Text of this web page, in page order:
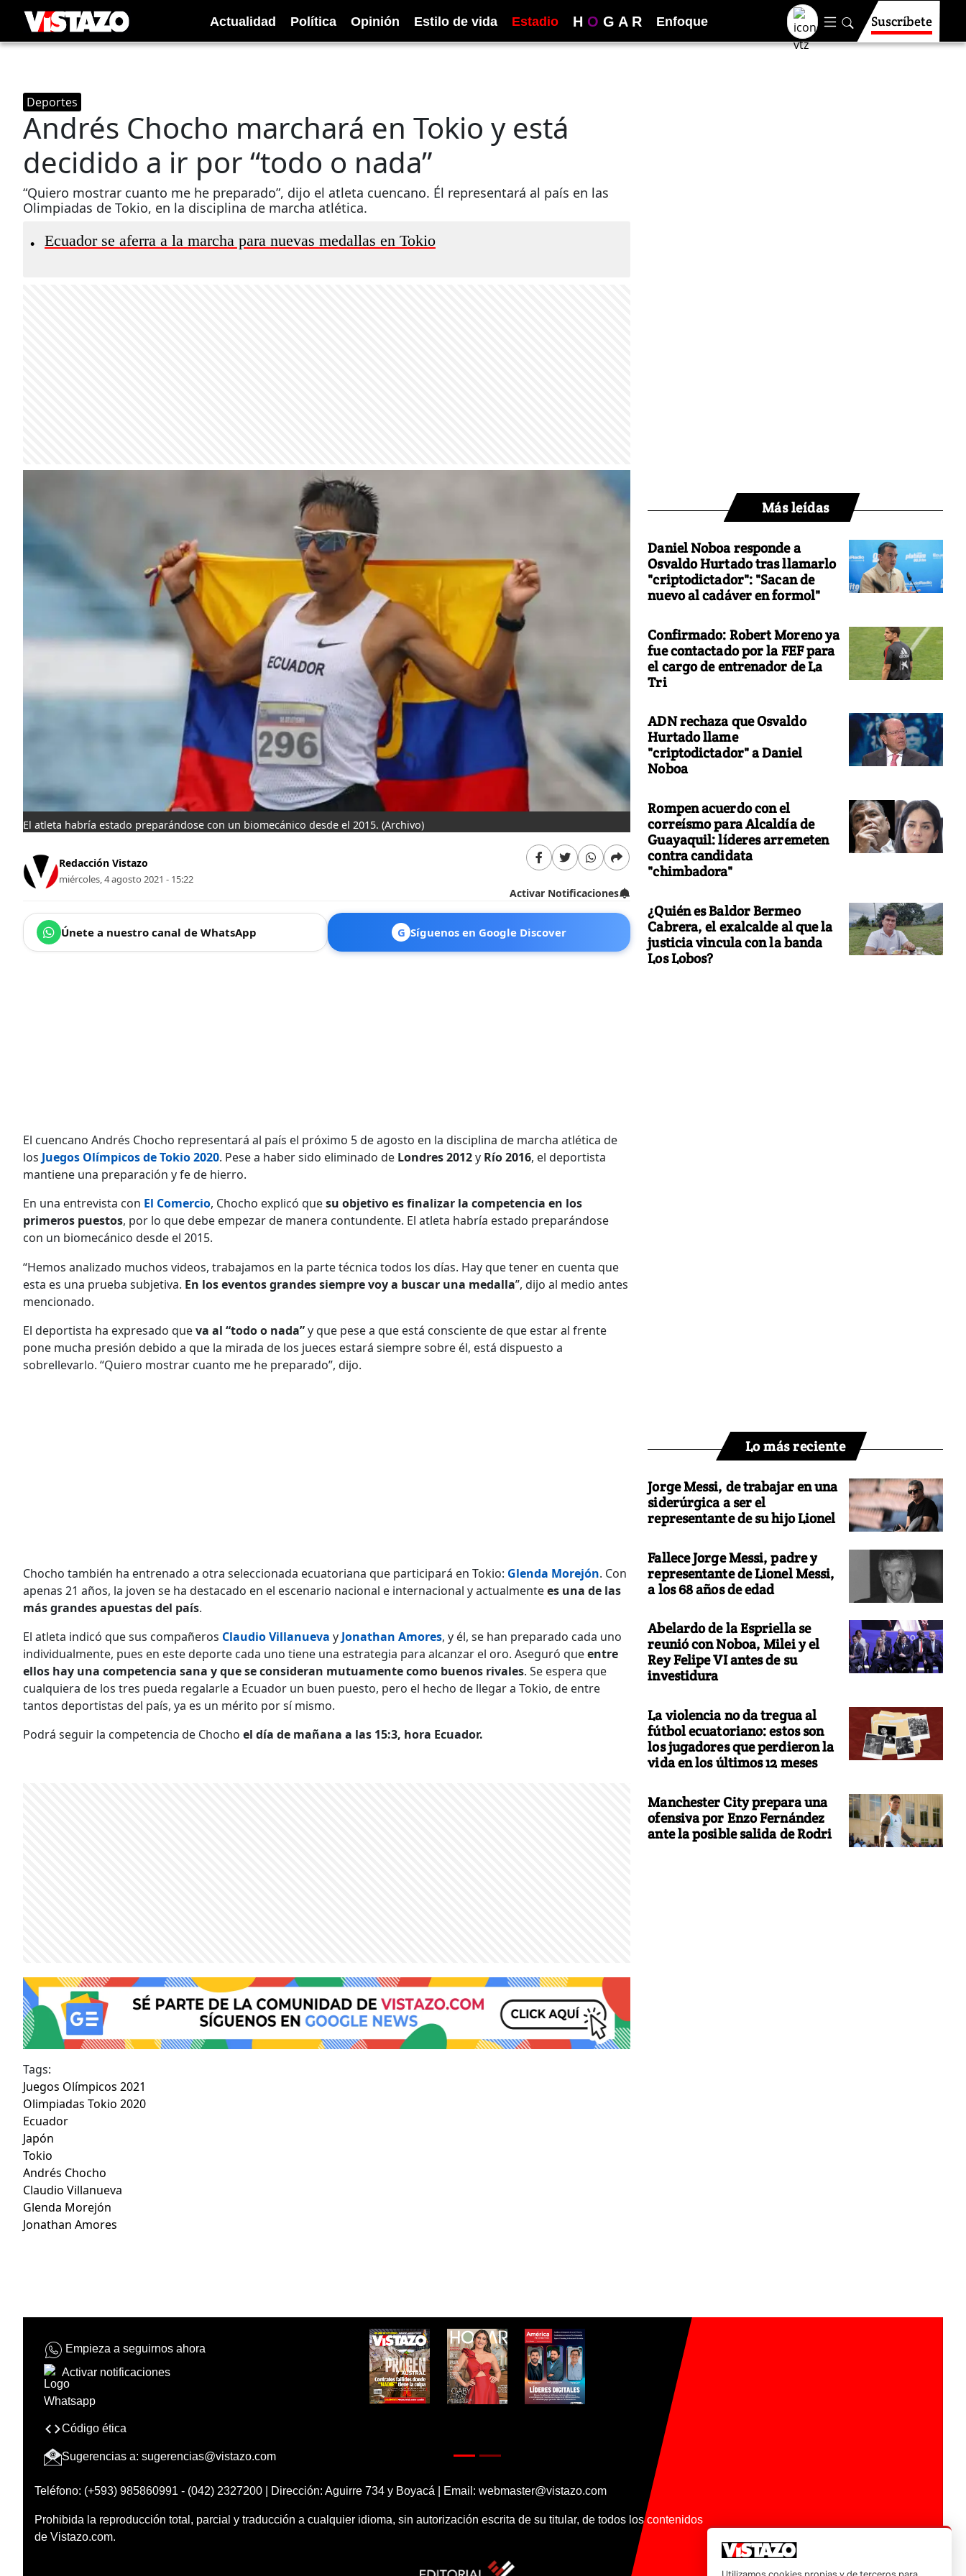
Actualidad Política Opinión Estilo de vida Estadio H O G A R Enfoque Suscríbete
Deportes
Andrés Chocho marchará en Tokio y está
decidido a ir por “todo o nada”
“Quiero mostrar cuanto me he preparado”, dijo el atleta cuencano. Él representará al país en las
Olimpiadas de Tokio, en la disciplina de marcha atlética.
• Ecuador se aferra a la marcha para nuevas medallas en Tokio
El atleta habría estado preparándose con un biomecánico desde el 2015. (Archivo)
Redacción Vistazo
miércoles, 4 agosto 2021 - 15:22
Activar Notificaciones
Únete a nuestro canal de WhatsApp G Síguenos en Google Discover
El cuencano Andrés Chocho representará al país el próximo 5 de agosto en la disciplina de marcha atlética de
los Juegos Olímpicos de Tokio 2020. Pese a haber sido eliminado de Londres 2012y Río 2016, el deportista
mantiene una preparación y fe de hierro.
En una entrevista con El Comercio, Chocho explicó quesu objetivo es finalizar la competencia en los
primeros puestos, por lo que debe empezar de manera contundente. El atleta habría estado preparándose
con un biomecánico desde el 2015.
“Hemos analizado muchos videos, trabajamos en la parte técnica todos los días. Hay que tener en cuenta que
esta es una prueba subjetiva. En los eventos grandes siempre voy a buscar una medalla”, dijo al medio antes
mencionado.
El deportista ha expresado queva al “todo o nada”y que pese a que está consciente de que estar al frente
pone mucha presión debido a que la mirada de los jueces estará siempre sobre él, está dispuesto a
sobrellevarlo. “Quiero mostrar cuanto me he preparado”, dijo.
Chocho también ha entrenado a otra seleccionada ecuatoriana que participará en Tokio: Glenda Morejón. Con
apenas 21 años, la joven se ha destacado en el escenario nacional e internacional y actualmentees una de las
más grandes apuestas del país.
El atleta indicó que sus compañeros Claudio Villanueva y Jonathan Amores, y él, se han preparado cada uno
individualmente, pues en este deporte cada uno tiene una estrategia para alcanzar el oro. Aseguró queentre
ellos hay una competencia sana y que se consideran mutuamente como buenos rivales. Se espera que
cualquiera de los tres pueda regalarle a Ecuador un buen puesto, pero el hecho de llegar a Tokio, de entre
tantos deportistas del país, ya es un mérito por sí mismo.
Podrá seguir la competencia de Chocho el día de mañana a las 15:3, hora Ecuador.
Tags:
Juegos Olímpicos 2021
Olimpiadas Tokio 2020
Ecuador
Japón
Tokio
Andrés Chocho
Claudio Villanueva
Glenda Morejón
Jonathan Amores
Más leídas
Daniel Noboa responde a
Osvaldo Hurtado tras llamarlo
"criptodictador": "Sacan de
nuevo al cadáver en formol"
Confirmado: Robert Moreno ya
fue contactado por la FEF para
el cargo de entrenador de La
Tri
ADN rechaza que Osvaldo
Hurtado llame
"criptodictador" a Daniel
Noboa
Rompen acuerdo con el
correísmo para Alcaldía de
Guayaquil: líderes arremeten
contra candidata
"chimbadora"
¿Quién es Baldor Bermeo
Cabrera, el exalcalde al que la
justicia vincula con la banda
Los Lobos?
Lo más reciente
Jorge Messi, de trabajar en una
siderúrgica a ser el
representante de su hijo Lionel
Fallece Jorge Messi, padre y
representante de Lionel Messi,
a los 68 años de edad
Abelardo de la Espriella se
reunió con Noboa, Milei y el
Rey Felipe VI antes de su
investidura
La violencia no da tregua al
fútbol ecuatoriano: estos son
los jugadores que perdieron la
vida en los últimos 12 meses
Manchester City prepara una
ofensiva por Enzo Fernández
ante la posible salida de Rodri
Empieza a seguirnos ahora
Activar notificaciones
Código ética
Sugerencias a: sugerencias@vistazo.com
Teléfono: (+593) 985860991 - (042) 2327200 | Dirección: Aguirre 734 y Boyacá | Email: webmaster@vistazo.com
Prohibida la reproducción total, parcial y traducción a cualquier idioma, sin autorización escrita de su titular, de todos los contenidos
de Vistazo.com.